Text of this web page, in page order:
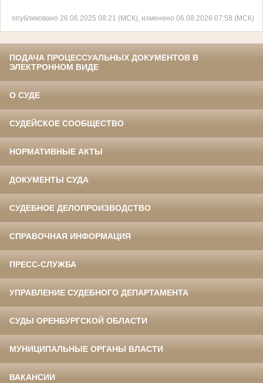
опубликовано 26.06.2025 08:21 (МСК), изменено 06.08.2026 07:58 (МСК)
ПОДАЧА ПРОЦЕССУАЛЬНЫХ ДОКУМЕНТОВ В
ЭЛЕКТРОННОМ ВИДЕ
О СУДЕ
СУДЕЙСКОЕ СООБЩЕСТВО
НОРМАТИВНЫЕ АКТЫ
ДОКУМЕНТЫ СУДА
СУДЕБНОЕ ДЕЛОПРОИЗВОДСТВО
СПРАВОЧНАЯ ИНФОРМАЦИЯ
ПРЕСС-СЛУЖБА
УПРАВЛЕНИЕ СУДЕБНОГО ДЕПАРТАМЕНТА
СУДЫ ОРЕНБУРГСКОЙ ОБЛАСТИ
МУНИЦИПАЛЬНЫЕ ОРГАНЫ ВЛАСТИ
ВАКАНСИИ